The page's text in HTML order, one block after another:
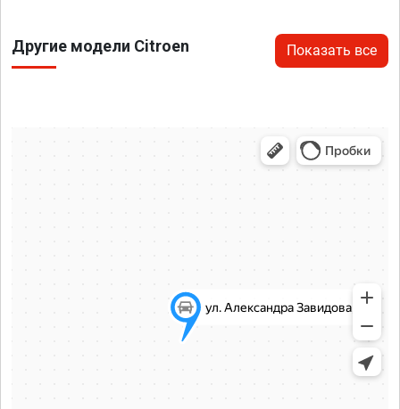
Другие модели Citroen Показать все